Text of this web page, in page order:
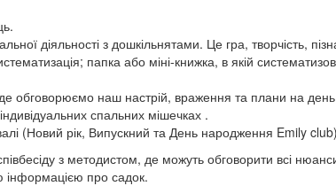
діяльності з дошкільнятами. Це гра, творчість,
папка або міні-книжка, в якій
обговорюємо наш настрій, враження та плани на
спальних мішечках .
(Новий рік, Випускний та День народження Emily
з методистом, де можуть обговорити всі
інформацією про садок.